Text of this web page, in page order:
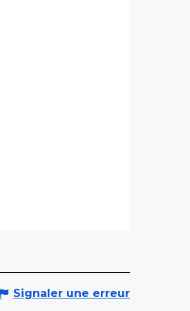
Signaler une erreur